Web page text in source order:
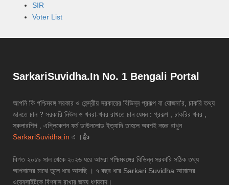
SIR
Voter List
SarkariSuvidha.In No. 1 Bengali Portal
আপনি কি পশ্চিমবঙ্গ সরকার ও কেন্দ্রীয় সরকারের বিভিন্ন প্রকল্প বা যোজনা'র, চাকরি তথ্য
জানতে চান ? সরকারি নিউস ও খবরা-খবর রাখতে চান যেমন : প্রকল্প , চাকরির খবর ,
স্কলারশিপ , এপ্লিকেশন ফর্ম ডাউনলোড ইত্যাদি তাহলে অবশই নজর রাখুন
SarkariSuvidha.in এ ।👍
বিগত ২০১৯ সাল থেকে ২০২৬ ধরে আমরা পশ্চিমবঙ্গের বিভিন্ন সরকারি সঠিক তথ্য
আপনাদের মাঝে তুলে ধরে আসছি । ৭ বছর ধরে Sarkari Suvidha আমাদের
ওয়েবসাইটকে বিশ্বাস রাখার জন্য ধণ্যবাদ।